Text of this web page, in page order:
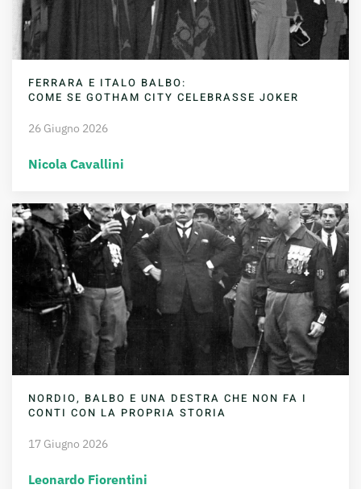
FERRARA E ITALO BALBO:
COME SE GOTHAM CITY CELEBRASSE JOKER
26 Giugno 2026
Nicola Cavallini
NORDIO, BALBO E UNA DESTRA CHE NON FA I
CONTI CON LA PROPRIA STORIA
17 Giugno 2026
Leonardo Fiorentini